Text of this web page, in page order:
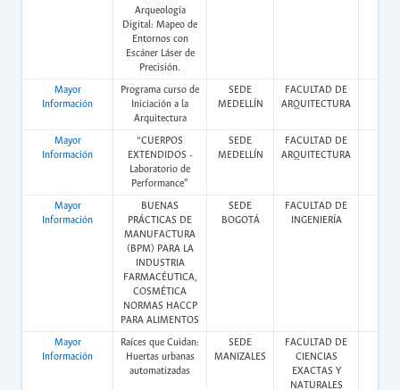
Arqueología
Digital: Mapeo de
Entornos con
Escáner Láser de
Precisión.
Mayor
Información
Programa curso de
Iniciación a la
Arquitectura
SEDE
MEDELLÍN
FACULTAD DE
ARQUITECTURA
Mayor
Información
“CUERPOS
EXTENDIDOS -
Laboratorio de
Performance”
SEDE
MEDELLÍN
FACULTAD DE
ARQUITECTURA
Mayor
Información
BUENAS
PRÁCTICAS DE
MANUFACTURA
(BPM) PARA LA
INDUSTRIA
FARMACÉUTICA,
COSMÉTICA
NORMAS HACCP
PARA ALIMENTOS
SEDE
BOGOTÁ
FACULTAD DE
INGENIERÍA
Mayor
Información
Raíces que Cuidan:
Huertas urbanas
automatizadas
SEDE
MANIZALES
FACULTAD DE
CIENCIAS
EXACTAS Y
NATURALES